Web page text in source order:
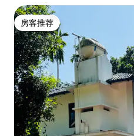
房客推荐
房客推荐